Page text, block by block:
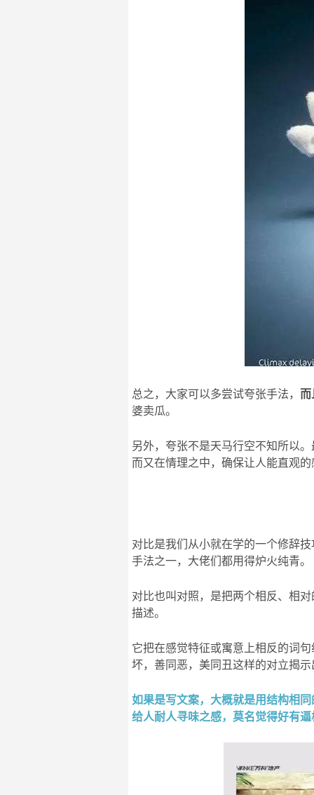
总之，大家可以多尝试夸张手法， 而
婆卖瓜。
另外，夸张不是天马行空不知所以
而又在情理之中，确保让人能直观
对比是我们从小就在学的一个修辞
手法之一，大佬们都用得炉火纯青。
对比也叫对照，是把两个相反、相
描述。
它把在感觉特征或寓意上相反的词
坏，善同恶，美同丑这样的对立揭
如果是写文案，大概就是用结构相
给人耐人寻味之感，莫名觉得好有